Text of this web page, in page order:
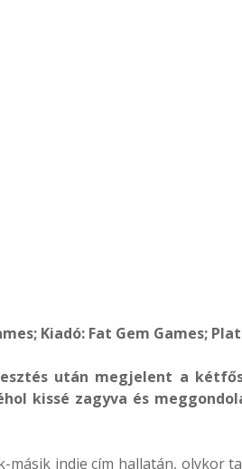
Kiadó: Fat Gem Games;
után megjelent a
kissé zagyva és
másik indie cím hallatán, olykor